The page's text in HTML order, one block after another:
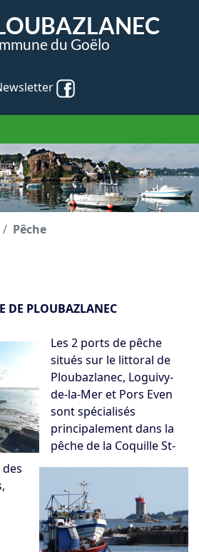
du Goëlo
Pêche
DE PLOUBAZLANEC
Les 2 ports de pêche
situés sur le littoral de
Ploubazlanec, Loguivy-
de-la-Mer et Pors Even
sont spécialisés
principalement dans la
pêche de la Coquille St-